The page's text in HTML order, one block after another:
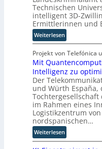
a
u
R
o
u
t
e
r
-
H
e
r
s
t
e
l
l
s
i
e
r
u
n
g
s
l
ö
s
u
n
g
e
T
w
i
e
h
a
u
s
w
i
r
d
n
e
u
Technischen
intelligent 3D-
Ermittlerinnen und
Weiterlesen:
E
i
n
3
D
-
Z
w
i
l
l
i
Projekt von Telefónica
Mit
Intelligenz zu
Der
und Würth España,
im Rahmen eines
Logistikzentrum
nordspanischen…
Weiterlesen:
M